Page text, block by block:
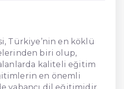
Türkiye’nin en köklü
biri olup,
kaliteli eğitim
en önemli